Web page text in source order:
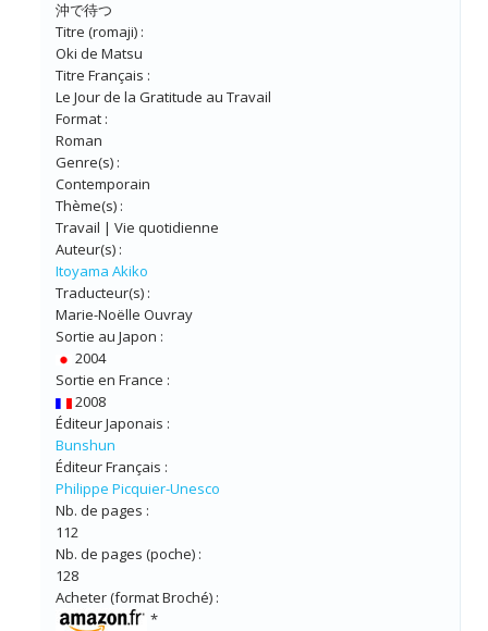
沖で待つ
Titre (romaji) :
Oki de Matsu
Titre Français :
Le Jour de la Gratitude au Travail
Format :
Roman
Genre(s) :
Contemporain
Thème(s) :
Travail | Vie quotidienne
Auteur(s) :
Itoyama Akiko
Traducteur(s) :
Marie-Noëlle Ouvray
Sortie au Japon :
2004
Sortie en France :
2008
Éditeur Japonais :
Bunshun
Éditeur Français :
Philippe Picquier-Unesco
Nb. de pages :
112
Nb. de pages (poche) :
128
Acheter (format Broché) :
*